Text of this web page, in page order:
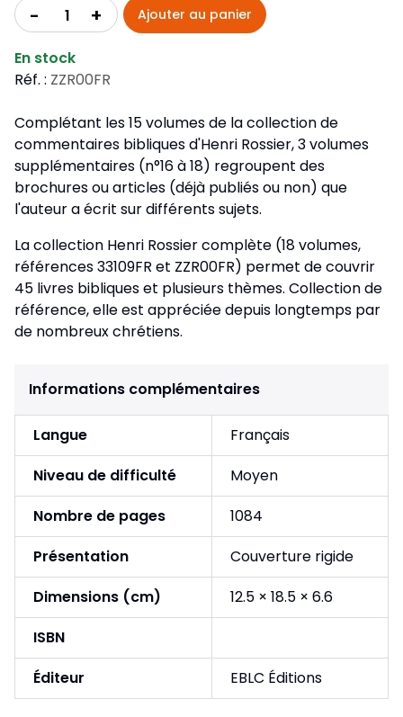
- + Ajouter au panier
En stock
Réf. : ZZR00FR
Complétant les 15 volumes de la collection de
commentaires bibliques d'Henri Rossier, 3 volumes
supplémentaires (n°16 à 18) regroupent des
brochures ou articles (déjà publiés ou non) que
l'auteur a écrit sur différents sujets.
La collection Henri Rossier complète (18 volumes,
références 33109FR et ZZR00FR) permet de couvrir
45 livres bibliques et plusieurs thèmes. Collection de
référence, elle est appréciée depuis longtemps par
de nombreux chrétiens.
Informations complémentaires
Langue
Français
Niveau de difficulté
Moyen
Nombre de pages
1084
Présentation
Couverture rigide
Dimensions (cm)
12.5 × 18.5 × 6.6
ISBN
Éditeur
EBLC Éditions